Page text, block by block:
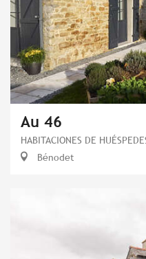
Au 46
HABITACIONES DE
Bénodet